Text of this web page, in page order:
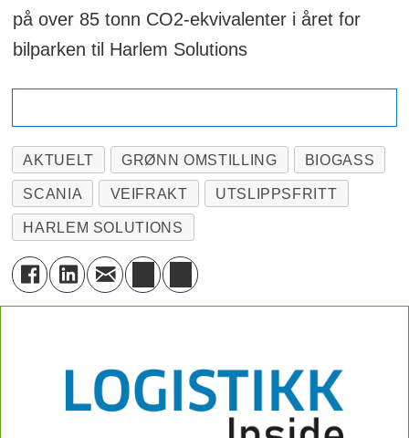
på over 85 tonn CO2-ekvivalenter i året for
bilparken til Harlem Solutions
AKTUELT GRØNN OMSTILLING BIOGASS
SCANIA VEIFRAKT UTSLIPPSFRITT
HARLEM SOLUTIONS